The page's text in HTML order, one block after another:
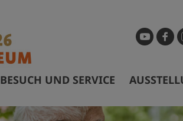
BESUCH UND SERVICE
Öffnungszeiten & Eintrittspreise